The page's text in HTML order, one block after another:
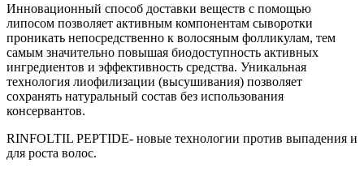
Инновационный способ доставки веществ с помощью
липосом позволяет активным компонентам сыворотки
проникать непосредственно к волосяным фолликулам, тем
самым значительно повышая биодоступность активных
ингредиентов и эффективность средства. Уникальная
технология лиофилизации (высушивания) позволяет
сохранять натуральный состав без использования
консервантов.
RINFOLTIL PEPTIDE- новые технологии против выпадения и
для роста волос.